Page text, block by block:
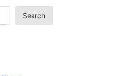
Search